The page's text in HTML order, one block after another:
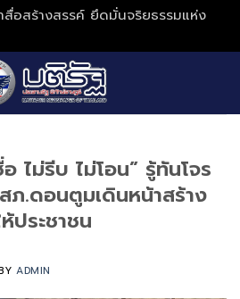
อสร้างสรรค์ ยึดมั่นจริยธรรมแห่ง
ไม่รีบ ไม่โอน” รู้ทันโจร
ภ.ดอนตูมเดินหน้าสร้าง
ประชาชน
ADMIN